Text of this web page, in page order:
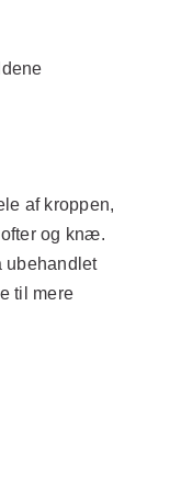
af kroppen,
og knæ.
ubehandlet
til mere